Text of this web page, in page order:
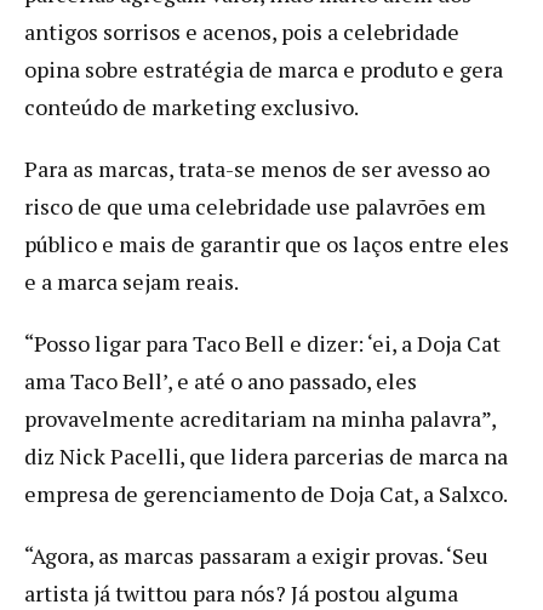
antigos sorrisos e acenos, pois a celebridade
opina sobre estratégia de marca e produto e gera
conteúdo de marketing exclusivo.
Para as marcas, trata-se menos de ser avesso ao
risco de que uma celebridade use palavrões em
público e mais de garantir que os laços entre eles
e a marca sejam reais.
“Posso ligar para Taco Bell e dizer: ‘ei, a Doja Cat
ama Taco Bell’, e até o ano passado, eles
provavelmente acreditariam na minha palavra”,
diz Nick Pacelli, que lidera parcerias de marca na
empresa de gerenciamento de Doja Cat, a Salxco.
“Agora, as marcas passaram a exigir provas. ‘Seu
artista já twittou para nós? Já postou alguma